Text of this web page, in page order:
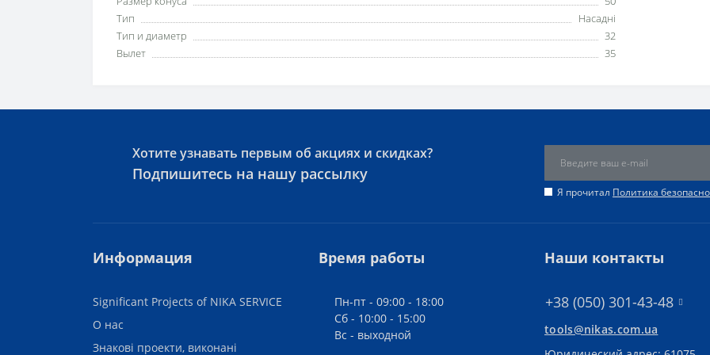
Тип
Насадні
Тип и диаметр
32
Вылет
35
Хотите узнавать первым об акциях и скидках?
Подпишитесь на нашу рассылку
Я прочитал Политика
Информация
Significant Projects of NIKA SERVICE
О нас
Знакові проекти, виконані
Время работы
Пн-пт - 09:00 - 18:00
Сб - 10:00 - 15:00
Вс - выходной
Наши контакты
+38 (050) 301-43-48
tools@nikas.com.ua